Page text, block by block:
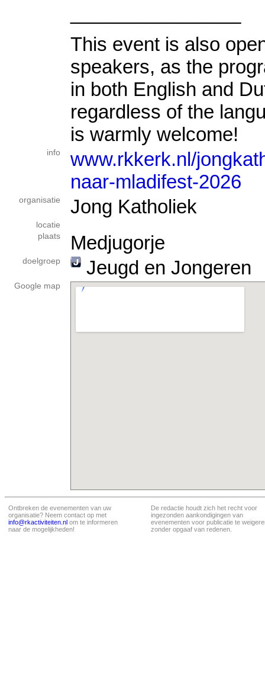
This event is also
speakers, as the
in both English and
regardless of the
is warmly welcome!
info
www.rkkerk.nl/
naar-mladifest-2026
organisatie Jong Katholiek
locatie
plaats
Medjugorje
doelgroep Jeugd en Jongeren
Google map
Ontbreken de evenementen van uw
organisatie? Neem contact op met
info@rkactiviteiten.nl om te informeren
naar de mogelijkheden!
De redactie houdt zich het recht voor
ingezonden aankondigingen van
evenementen voor publicatie te
zonder opgaaf van redenen.